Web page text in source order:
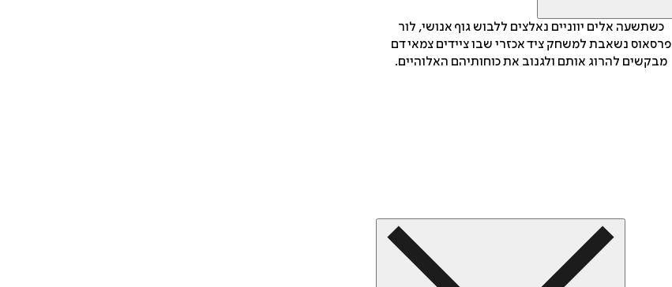
כשתשעה אלים יווניים נאלצים ללבוש גוף אנושי, לור
פרסאוס נשאבת למשחק ציד אכזרי שבו ציידים צמאי דם
מבקשים להרוג אותם ולגנוב את כוחותיהם האלוהיים.